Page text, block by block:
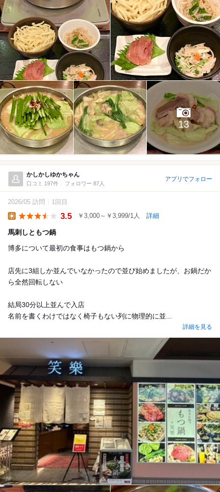
13
かしかしゆかちゃん
口コミ 197件 フォロワー 87人
アプリでフォロー
2026/05 訪問 1回目
3.5 ￥3,000～￥3,999/1人 詳細
馬刺しともつ鍋
博多について最初の食事はもつ鍋から
店先に3組しか並んでいなかったので並び始めましたが、お鍋だか
ら全然回転しない
結局30分以上並んで入店
名前を書くわけではなく椅子もない列に物理的に並...
詳細を見る